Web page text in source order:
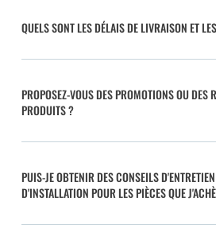
QUELS SONT LES DÉLAIS DE LIVRAISON ET
PROPOSEZ-VOUS DES PROMOTIONS OU DES
PRODUITS ?
PUIS-JE OBTENIR DES CONSEILS
D'INSTALLATION POUR LES PIÈCES QUE